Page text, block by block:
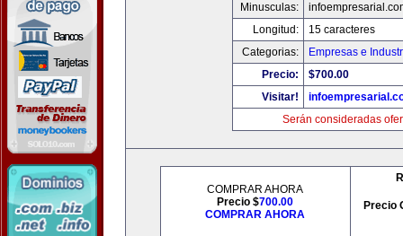
Minusculas:
Longitud:
15 caracteres
Categorias:
Empresas e
Precio:
$700.00
Visitar!
Serán consideradas
COMPRAR AHORA
Precio $700.00
COMPRAR AHORA
Precio